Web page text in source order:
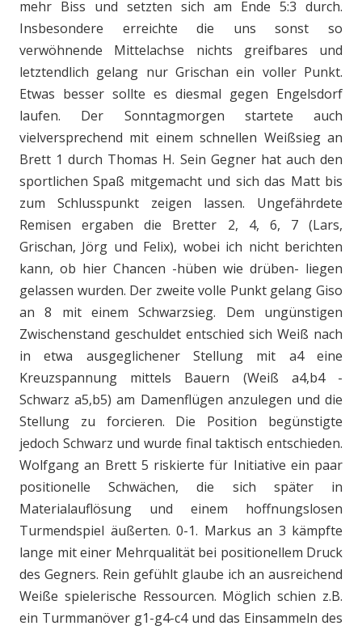
mehr Biss und setzten sich am Ende 5:3 durch.
Insbesondere erreichte die uns sonst so
verwöhnende Mittelachse nichts greifbares und
letztendlich gelang nur Grischan ein voller Punkt.
Etwas besser sollte es diesmal gegen Engelsdorf
laufen. Der Sonntagmorgen startete auch
vielversprechend mit einem schnellen Weißsieg an
Brett 1 durch Thomas H. Sein Gegner hat auch den
sportlichen Spaß mitgemacht und sich das Matt bis
zum Schlusspunkt zeigen lassen. Ungefährdete
Remisen ergaben die Bretter 2, 4, 6, 7 (Lars,
Grischan, Jörg und Felix), wobei ich nicht berichten
kann, ob hier Chancen -hüben wie drüben- liegen
gelassen wurden. Der zweite volle Punkt gelang Giso
an 8 mit einem Schwarzsieg. Dem ungünstigen
Zwischenstand geschuldet entschied sich Weiß nach
in etwa ausgeglichener Stellung mit a4 eine
Kreuzspannung mittels Bauern (Weiß a4,b4 -
Schwarz a5,b5) am Damenflügen anzulegen und die
Stellung zu forcieren. Die Position begünstigte
jedoch Schwarz und wurde final taktisch entschieden.
Wolfgang an Brett 5 riskierte für Initiative ein paar
positionelle Schwächen, die sich später in
Materialauflösung und einem hoffnungslosen
Turmendspiel äußerten. 0-1. Markus an 3 kämpfte
lange mit einer Mehrqualität bei positionellem Druck
des Gegners. Rein gefühlt glaube ich an ausreichend
Weiße spielerische Ressourcen. Möglich schien z.B.
ein Turmmanöver g1-g4-c4 und das Einsammeln des